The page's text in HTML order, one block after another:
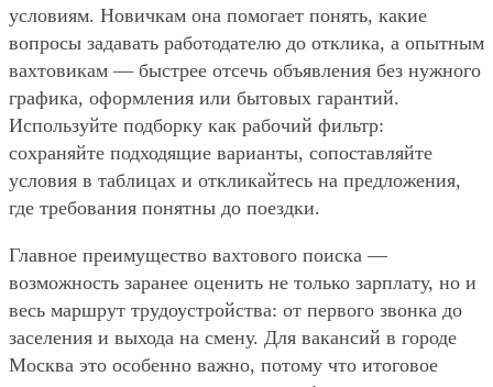
условиям. Новичкам она помогает понять, какие
вопросы задавать работодателю до отклика, а опытным
вахтовикам — быстрее отсечь объявления без нужного
графика, оформления или бытовых гарантий.
Используйте подборку как рабочий фильтр:
сохраняйте подходящие варианты, сопоставляйте
условия в таблицах и откликайтесь на предложения,
где требования понятны до поездки.
Главное преимущество вахтового поиска —
возможность заранее оценить не только зарплату, но и
весь маршрут трудоустройства: от первого звонка до
заселения и выхода на смену. Для вакансий в городе
Москва это особенно важно, потому что итоговое